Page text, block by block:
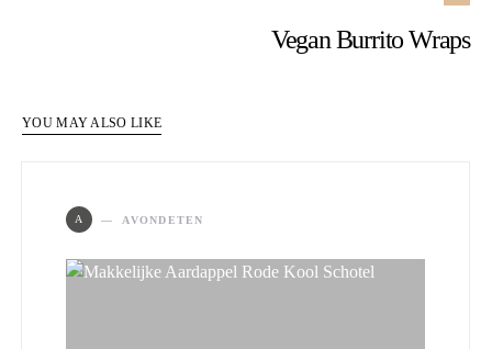
Vegan Burrito Wraps
YOU MAY ALSO LIKE
A AVONDETEN